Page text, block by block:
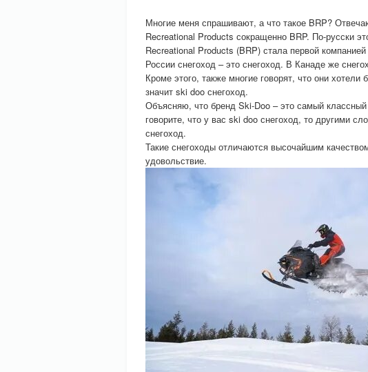
Многие меня спрашивают, а что такое BRP?
Recreational Products сокращенно BRP. По-русски
Recreational Products (BRP) стала первой
России снегоход – это снегоход. В Канаде же
Кроме этого, также многие говорят, что они хотели
значит ski doo снегоход.
Объясняю, что бренд Ski-Doo – это самый
говорите, что у вас ski doo снегоход, то другими
снегоход.
Такие снегоходы отличаются высочайшим
удовольствие.